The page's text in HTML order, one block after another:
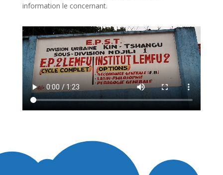
information le concernant.